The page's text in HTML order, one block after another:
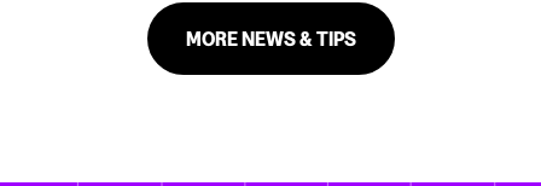
MORE NEWS & TIPS